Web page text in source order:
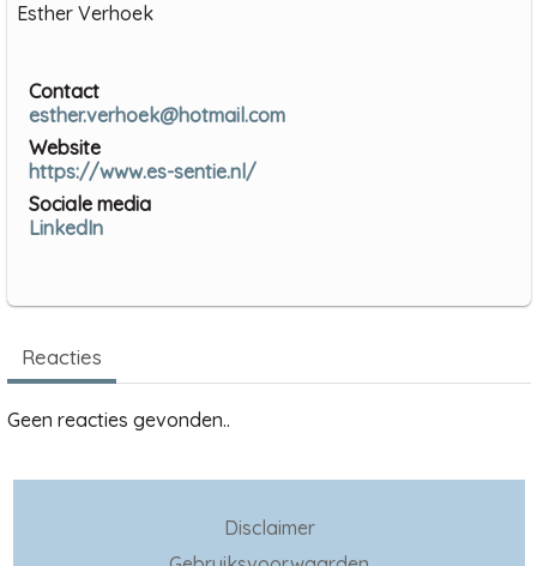
Esther Verhoek
Contact
esther.verhoek@hotmail.com
Website
https://www.es-sentie.nl/
Sociale media
LinkedIn
Reacties
Geen reacties gevonden..
Disclaimer